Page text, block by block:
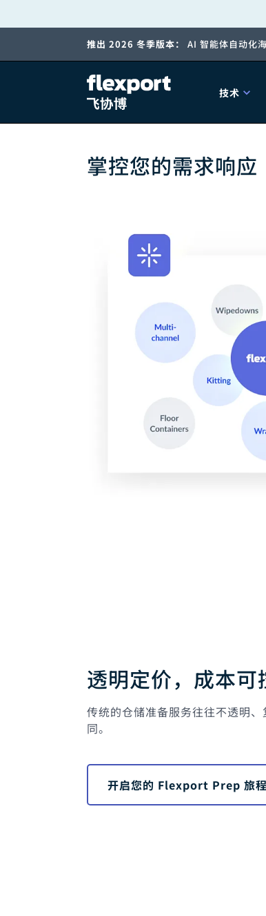
推出 2026 冬季版本： AI 智能体自动化
技术
开发者
掌控您的需求响应
透明定价，成本可
传统的仓储准备服务往往不透明
同。
开启您的 Flexport Prep 旅程